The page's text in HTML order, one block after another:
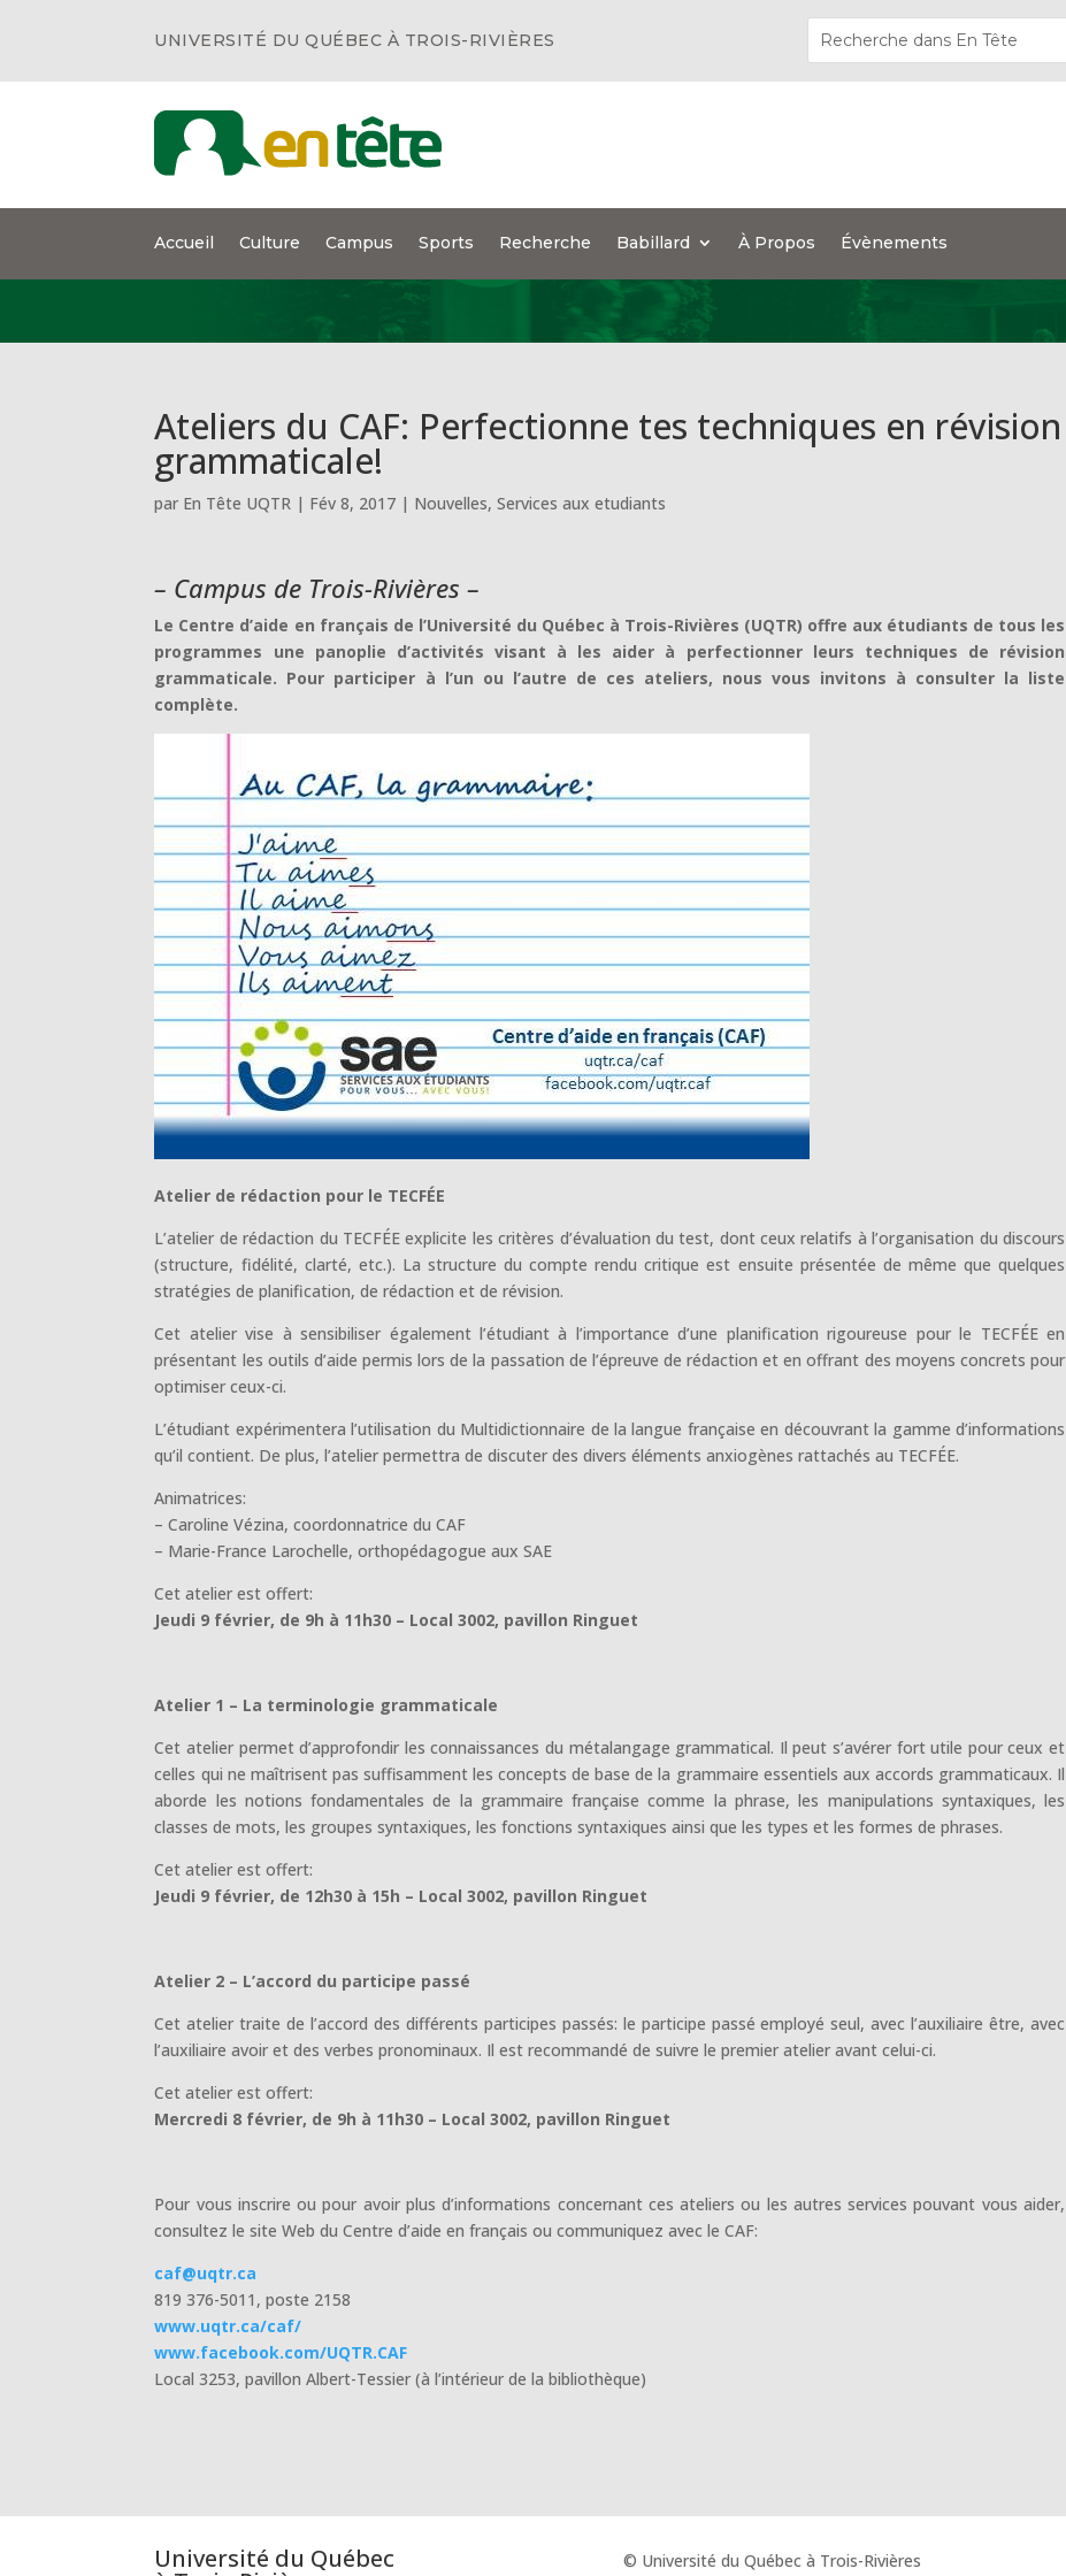
UNIVERSITÉ DU QUÉBEC À TROIS-RIVIÈRES
Accueil Culture Campus Sports Recherche Babillard À Propos Évènements
Ateliers du CAF: Perfectionne tes techniques en révision
grammaticale!
par En Tête UQTR | Fév 8, 2017 | Nouvelles,Services aux etudiants
– Campus de Trois-Rivières –
Le Centre d’aide en français de l’Université du Québec à Trois-Rivières (UQTR) offre aux étudiants de tous les
programmes une panoplie d’activités visant à les aider à perfectionner leurs techniques de révision
grammaticale. Pour participer à l’un ou l’autre de ces ateliers, nous vous invitons à consulter la liste
complète.
Atelier de rédaction pour le TECFÉE
L’atelier de rédaction du TECFÉE explicite les critères d’évaluation du test, dont ceux relatifs à l’organisation du discours
(structure, fidélité, clarté, etc.). La structure du compte rendu critique est ensuite présentée de même que quelques
stratégies de planification, de rédaction et de révision.
Cet atelier vise à sensibiliser également l’étudiant à l’importance d’une planification rigoureuse pour le TECFÉE en
présentant les outils d’aide permis lors de la passation de l’épreuve de rédaction et en offrant des moyens concrets pour
optimiser ceux-ci.
L’étudiant expérimentera l’utilisation du Multidictionnaire de la langue française en découvrant la gamme d’informations
qu’il contient. De plus, l’atelier permettra de discuter des divers éléments anxiogènes rattachés au TECFÉE.
Animatrices:
– Caroline Vézina, coordonnatrice du CAF
– Marie-France Larochelle, orthopédagogue aux SAE
Cet atelier est offert:
Jeudi 9 février, de 9h à 11h30 – Local 3002, pavillon Ringuet
Atelier 1 – La terminologie grammaticale
Cet atelier permet d’approfondir les connaissances du métalangage grammatical. Il peut s’avérer fort utile pour ceux et
celles qui ne maîtrisent pas suffisamment les concepts de base de la grammaire essentiels aux accords grammaticaux. Il
aborde les notions fondamentales de la grammaire française comme la phrase, les manipulations syntaxiques, les
classes de mots, les groupes syntaxiques, les fonctions syntaxiques ainsi que les types et les formes de phrases.
Cet atelier est offert:
Jeudi 9 février, de 12h30 à 15h – Local 3002, pavillon Ringuet
Atelier 2 – L’accord du participe passé
Cet atelier traite de l’accord des différents participes passés: le participe passé employé seul, avec l’auxiliaire être, avec
l’auxiliaire avoir et des verbes pronominaux. Il est recommandé de suivre le premier atelier avant celui-ci.
Cet atelier est offert:
Mercredi 8 février, de 9h à 11h30 – Local 3002, pavillon Ringuet
Pour vous inscrire ou pour avoir plus d’informations concernant ces ateliers ou les autres services pouvant vous aider,
consultez le site Web du Centre d’aide en français ou communiquez avec le CAF:
caf@uqtr.ca
819 376-5011, poste 2158
www.uqtr.ca/caf/
www.facebook.com/UQTR.CAF
Local 3253, pavillon Albert-Tessier (à l’intérieur de la bibliothèque)
Université du Québec © Université du Québec à Trois-Rivières